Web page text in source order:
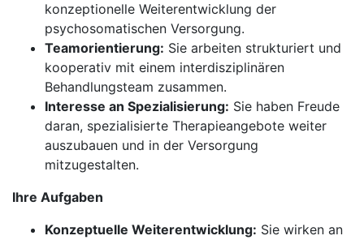
konzeptionelle Weiterentwicklung der
psychosomatischen Versorgung.
Teamorientierung: Sie arbeiten strukturiert und
kooperativ mit einem interdisziplinären
Behandlungsteam zusammen.
Interesse an Spezialisierung: Sie haben Freude
daran, spezialisierte Therapieangebote weiter
auszubauen und in der Versorgung
mitzugestalten.
Ihre Aufgaben
Konzeptuelle Weiterentwicklung: Sie wirken an